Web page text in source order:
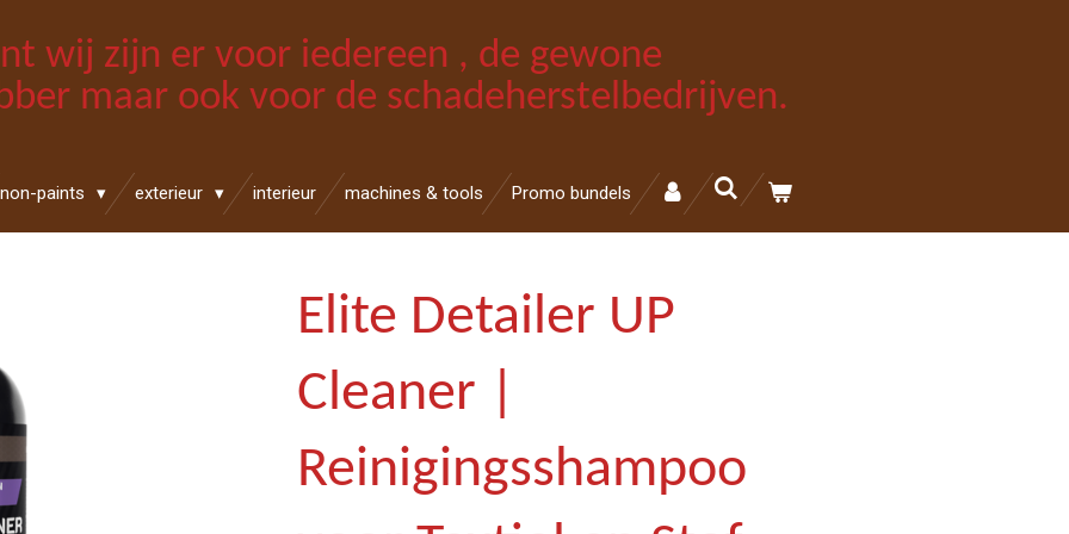
wij zijn er voor iedereen , de gewone
maar ook voor de schadeherstelbedrijven.
non-paints exterieur interieur machines & tools Promo bundels
Elite Detailer UP
Cleaner |
Reinigingsshampoo